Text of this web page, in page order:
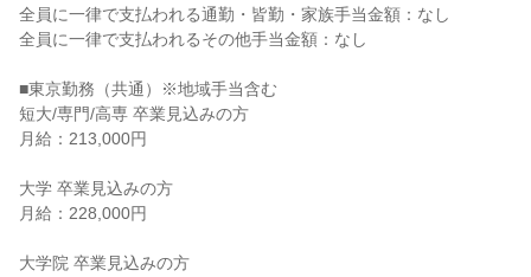
全員に一律で支払われる通勤・皆勤・家族手当金額：なし
全員に一律で支払われるその他手当金額：なし
■東京勤務（共通）※地域手当含む
短大/専門/高専 卒業見込みの方
月給：213,000円
大学 卒業見込みの方
月給：228,000円
大学院 卒業見込みの方